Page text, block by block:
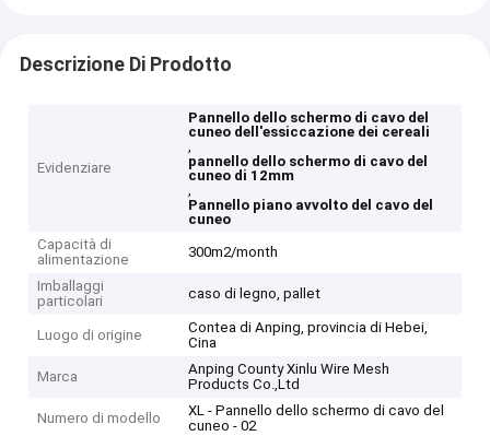
Descrizione Di Prodotto
Evidenziare
Pannello dello schermo di cavo del
cuneo dell'essiccazione dei cereali
,
pannello dello schermo di cavo del
cuneo di 12mm
,
Pannello piano avvolto del cavo del
cuneo
Capacità di
alimentazione
300m2/month
Imballaggi
particolari
caso di legno, pallet
Luogo di origine
Contea di Anping, provincia di Hebei,
Cina
Marca
Anping County Xinlu Wire Mesh
Products Co.,Ltd
Numero di modello
XL - Pannello dello schermo di cavo del
cuneo - 02